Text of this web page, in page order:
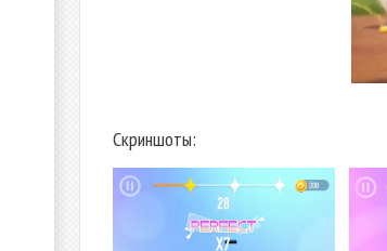
Скриншоты: